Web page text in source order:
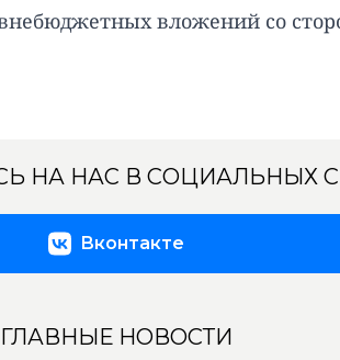
вложений со
НА НАС В СОЦИАЛЬНЫХ
Вконтакте
ГЛАВНЫЕ НОВОСТИ